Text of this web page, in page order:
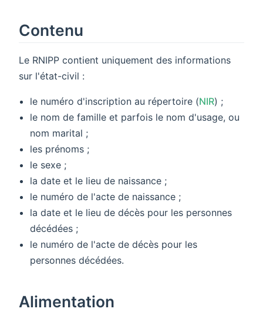
Contenu
Le RNIPP contient uniquement des informations
sur l'état-civil :
le numéro d'inscription au répertoire (NIR) ;
le nom de famille et parfois le nom d'usage, ou
nom marital ;
les prénoms ;
le sexe ;
la date et le lieu de naissance ;
le numéro de l'acte de naissance ;
la date et le lieu de décès pour les personnes
décédées ;
le numéro de l'acte de décès pour les
personnes décédées.
Alimentation